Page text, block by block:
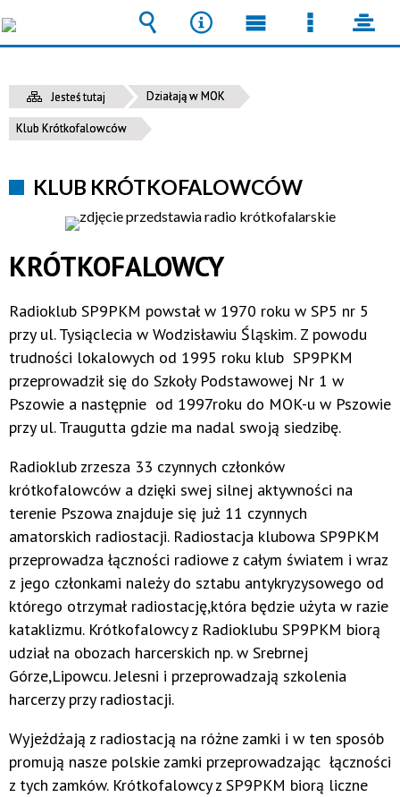
Jesteś tutaj Działają w MOK
Klub Krótkofalowców
KLUB KRÓTKOFALOWCÓW
KRÓTKOFALOWCY
Radioklub SP9PKM powstał w 1970 roku w SP5 nr 5
przy ul. Tysiąclecia w Wodzisławiu Śląskim. Z powodu
trudności lokalowych od 1995 roku klub SP9PKM
przeprowadził się do Szkoły Podstawowej Nr 1 w
Pszowie a następnie od 1997roku do MOK-u w Pszowie
przy ul. Traugutta gdzie ma nadal swoją siedzibę.
Radioklub zrzesza 33 czynnych członków
krótkofalowców a dzięki swej silnej aktywności na
terenie Pszowa znajduje się już 11 czynnych
amatorskich radiostacji. Radiostacja klubowa SP9PKM
przeprowadza łączności radiowe z całym światem i wraz
z jego członkami należy do sztabu antykryzysowego od
którego otrzymał radiostację,która będzie użyta w razie
kataklizmu. Krótkofalowcy z Radioklubu SP9PKM biorą
udział na obozach harcerskich np. w Srebrnej
Górze,Lipowcu. Jelesni i przeprowadzają szkolenia
harcerzy przy radiostacji.
Wyjeżdżają z radiostacją na różne zamki i w ten sposób
promują nasze polskie zamki przeprowadzając łączności
z tych zamków. Krótkofalowcy z SP9PKM biorą liczne
Wyszukiwarka
Narzędzia
MenuMenu